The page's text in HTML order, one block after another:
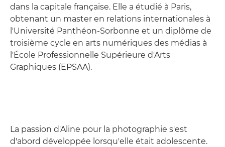
dans la capitale française. Elle a étudié à Paris,
obtenant un master en relations internationales à
l'Université Panthéon-Sorbonne et un diplôme de
troisième cycle en arts numériques des médias à
l'École Professionnelle Supérieure d'Arts
Graphiques (EPSAA).
La passion d'Aline pour la photographie s'est
d'abord développée lorsqu'elle était adolescente.